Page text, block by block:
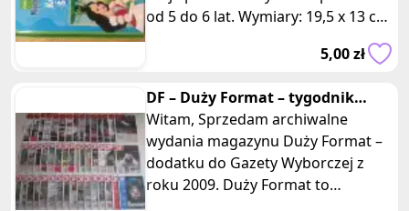
od 5 do 6 lat. Wymiary: 19,5 x 13 cm.
5,00 zł
DF – Duży Format – tygodnik
Gazety Wyborczej z roku 2009
Witam, Sprzedam archiwalne
wydania magazynu Duży Format –
dodatku do Gazety Wyborczej z
roku 2009. Duży Format to